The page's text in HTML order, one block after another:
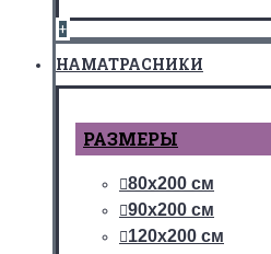
+
НАМАТРАСНИКИ
РАЗМЕРЫ
80х200 см
90х200 см
120х200 см